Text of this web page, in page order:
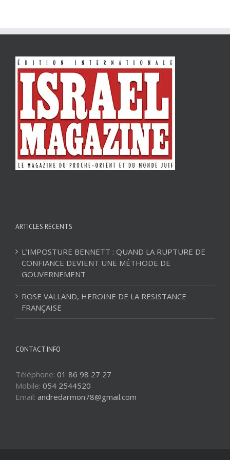
ARTICLES RÉCENTS
L’IMPOSTURE BENNETT : QUAND LA RUPTURE DE
CONFIANCE DEVIENT UNE MÉTHODE DE
GOUVERNEMENT
ROSE VALLAND, HEROÏNE DE LA RESISTANCE
FRANÇAISE
CONTACT INFO
Téléphone: 01 86 98 27 27
Mobile: 054 2544520
Email: andredarmon78@gmail.com